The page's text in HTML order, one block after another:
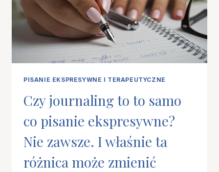
FALUJE
LUB
IDZIE
„SCHODKAMI”?
PISANIE EKSPRESYWNE I TERAPEUTYCZNE
Czy journaling to to samo
co pisanie ekspresywne?
Nie zawsze. I właśnie ta
różnica może zmienić